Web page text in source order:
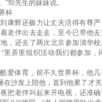
”邹先生的妹妹说。
杯
康辉还极力让丈夫活得有尊
老伴出去走走，至今已带他去
，还去了两次北京参加清华
里弄里组织活动我们都参加，
爱体育，前不久世界杯，他
在沙发上陪他，直到他累了才
把老伴叫起来开电视，还准